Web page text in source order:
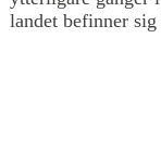
landet befinner sig